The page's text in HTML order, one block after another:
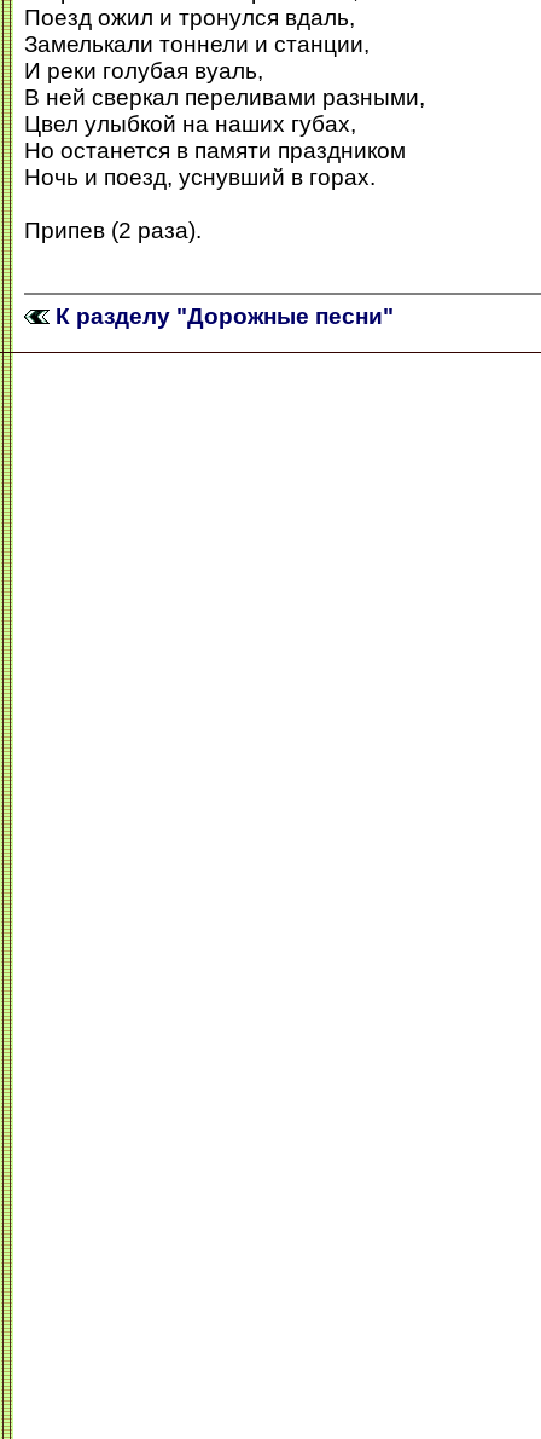
Поезд ожил и тронулся вдаль,
Замелькали тоннели и станции,
И реки голубая вуаль,
В ней сверкал переливами разными,
Цвел улыбкой на наших губах,
Но останется в памяти праздником
Ночь и поезд, уснувший в горах.
Припев (2 раза).
К разделу "Дорожные песни"